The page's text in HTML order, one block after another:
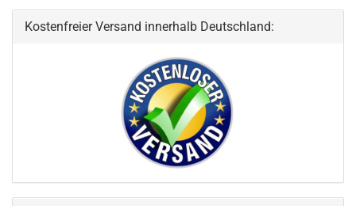
Kostenfreier Versand innerhalb Deutschland: